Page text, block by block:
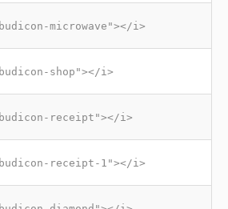
microwave"></i>
shop"></i>
receipt"></i>
receipt-1"></i>